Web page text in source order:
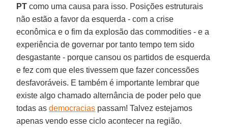
PT como uma causa para isso. Posições estruturais
não estão a favor da esquerda - com a crise
econômica e o fim da explosão das commodities - e a
experiência de governar por tanto tempo tem sido
desgastante - porque cansou os partidos de esquerda
e fez com que eles tivessem que fazer concessões
desfavoráveis. E também é importante lembrar que
existe algo chamado alternância de poder pelo que
todas asdemocracias passam! Talvez estejamos
apenas vendo esse ciclo acontecer na região.